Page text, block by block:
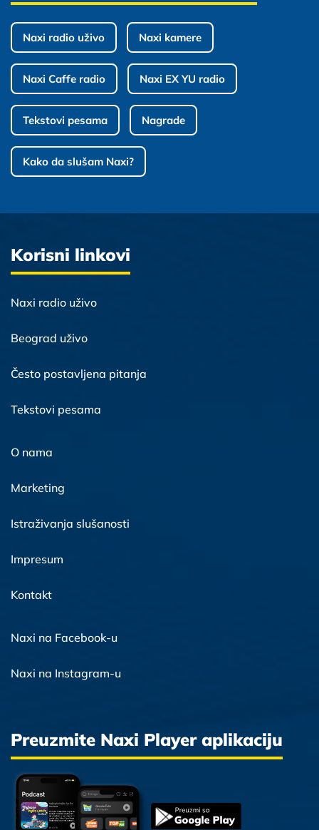
Naxi radio uživo Naxi kamere
Naxi Caffe radio Naxi EX YU radio
Tekstovi pesama Nagrade
Kako da slušam Naxi?
Korisni linkovi
Naxi radio uživo
Beograd uživo
Često postavljena pitanja
Tekstovi pesama
O nama
Marketing
Istraživanja slušanosti
Impresum
Kontakt
Naxi na Facebook-u
Naxi na Instagram-u
Preuzmite Naxi Player aplikaciju